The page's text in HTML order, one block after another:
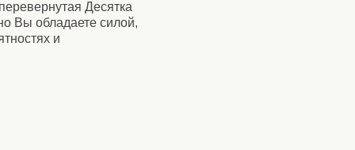
Десятка
Вы обладаете силой,
и